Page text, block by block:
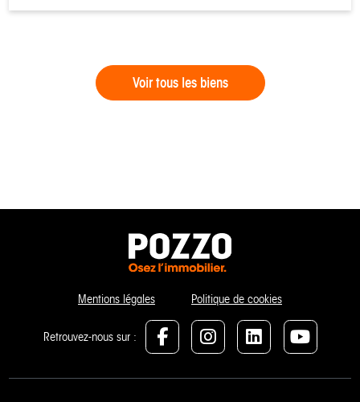
Voir tous les biens
Mentions légales Politique de cookies
Retrouvez-nous sur :